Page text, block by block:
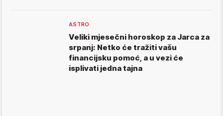
ASTRO
Veliki mjesečni horoskop za Jarca za
srpanj: Netko će tražiti vašu
financijsku pomoć, a u vezi će
isplivati jedna tajna